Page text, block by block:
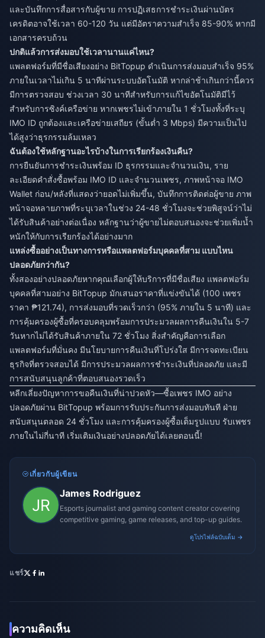
และบันทึกการสื่อสารกับผู้ขาย การปฏิเสธการชำระเงินผ่านบัตร
เครดิตอาจใช้เวลา 60-120 วัน แต่มีอัตราความสำเร็จ 85-90% หากมี
เอกสารครบถ้วน
ปกติแล้วการส่งมอบใช้เวลานานแค่ไหน?
แพลตฟอร์มที่มีชื่อเสียงอย่าง BitTopup ดำเนินการส่งมอบสำเร็จ 95%
ภายในเวลาไม่เกิน 5 นาทีผ่านระบบอัตโนมัติ หากล่าช้าเกินกว่านี้ควร
มีการตรวจสอบ ช่วงเวลา 30 นาทีสำหรับการแก้ไขอัตโนมัติมีไว้
สำหรับการซิงค์เครือข่าย หากเพชรไม่เข้าภายใน 1 ชั่วโมงทั้งที่ระบุ
IMO ID ถูกต้องและเครือข่ายเสถียร (ขั้นต่ำ 3 Mbps) มีความเป็นไป
ได้สูงว่าธุรกรรมล้มเหลว
ฉันต้องใช้หลักฐานอะไรบ้างในการเรียกร้องเงินคืน?
การยืนยันการชำระเงินพร้อม ID ธุรกรรมและจำนวนเงิน, ราย
ละเอียดคำสั่งซื้อพร้อม IMO ID และจำนวนเพชร, ภาพหน้าจอ IMO
Wallet ก่อน/หลังที่แสดงว่ายอดไม่เพิ่มขึ้น, บันทึกการติดต่อผู้ขาย ภาพ
หน้าจอหลายภาพที่ระบุเวลาในช่วง 24-48 ชั่วโมงจะช่วยพิสูจน์ว่าไม่
ได้รับสินค้าอย่างต่อเนื่อง หลักฐานว่าผู้ขายไม่ตอบสนองจะช่วยเพิ่มน้ำ
หนักให้กับการเรียกร้องได้อย่างมาก
แหล่งซื้ออย่างเป็นทางการหรือแพลตฟอร์มบุคคลที่สาม แบบไหน
ปลอดภัยกว่ากัน?
ทั้งสองอย่างปลอดภัยหากคุณเลือกผู้ให้บริการที่มีชื่อเสียง แพลตฟอร์ม
บุคคลที่สามอย่าง BitTopup มักเสนอราคาที่แข่งขันได้ (100 เพชร
ราคา ₱121.74), การส่งมอบที่รวดเร็วกว่า (95% ภายใน 5 นาที) และ
การคุ้มครองผู้ซื้อที่ครอบคลุมพร้อมการประมวลผลการคืนเงินใน 5-7
วันหากไม่ได้รับสินค้าภายใน 72 ชั่วโมง สิ่งสำคัญคือการเลือก
แพลตฟอร์มที่มั่นคง มีนโยบายการคืนเงินที่โปร่งใส มีการจดทะเบียน
ธุรกิจที่ตรวจสอบได้ มีการประมวลผลการชำระเงินที่ปลอดภัย และมี
การสนับสนุนลูกค้าที่ตอบสนองรวดเร็ว
หลีกเลี่ยงปัญหาการขอคืนเงินที่น่าปวดหัว—ซื้อเพชร IMO อย่าง
ปลอดภัยผ่าน BitTopup พร้อมการรับประกันการส่งมอบทันที ฝ่าย
สนับสนุนตลอด 24 ชั่วโมง และการคุ้มครองผู้ซื้อเต็มรูปแบบ รับเพชร
ภายในไม่กี่นาที เริ่มเติมเงินอย่างปลอดภัยได้เลยตอนนี้!
เกี่ยวกับผู้เขียน
James Rodriguez
Esports journalist and gaming content creator covering
competitive gaming, game releases, and top-up guides.
ดูโปรไฟล์ฉบับเต็ม →
แชร์
ความคิดเห็น